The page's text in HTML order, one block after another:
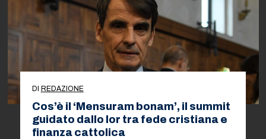
DI REDAZIONE
Cos’è il ‘Mensuram bonam’, il summit
guidato dallo Ior tra fede cristiana e
finanza cattolica